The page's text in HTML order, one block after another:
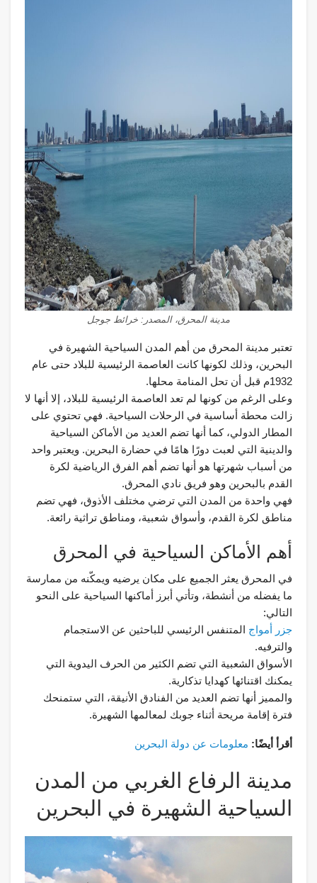
مدينة المحرق، المصدر: خرائط جوجل
تعتبر مدينة المحرق من أهم المدن السياحية الشهيرة في
البحرين، وذلك لكونها كانت العاصمة الرئيسية للبلاد حتى عام
1932م قبل أن تحل المنامة محلها.
وعلى الرغم من كونها لم تعد العاصمة الرئيسية للبلاد، إلا أنها لا
زالت محطة أساسية في الرحلات السياحية. فهي تحتوي على
المطار الدولي، كما أنها تضم العديد من الأماكن السياحية
والدينية التي لعبت دورًا هامًا في حضارة البحرين. ويعتبر واحد
من أسباب شهرتها هو أنها تضم أهم الفرق الرياضية لكرة
القدم بالبحرين وهو فريق نادي المحرق.
فهي واحدة من المدن التي ترضي مختلف الأذوق، فهي تضم
مناطق لكرة القدم، وأسواق شعبية، ومناطق تراثية رائعة.
أهم الأماكن السياحية في المحرق
في المحرق يعثر الجميع على مكان يرضيه ويمكّنه من ممارسة
ما يفضله من أنشطة، وتأتي أبرز أماكنها السياحية على النحو
التالي:
جزر أمواج المتنفس الرئيسي للباحثين عن الاستجمام
والترفيه.
الأسواق الشعبية التي تضم الكثير من الحرف اليدوية التي
يمكنك اقتنائها كهدايا تذكارية.
والمميز أنها تضم العديد من الفنادق الأنيقة، التي ستمنحك
فترة إقامة مريحة أثناء جوبك لمعالمها الشهيرة.
أقرأ أيضًا: معلومات عن دولة البحرين
مدينة الرفاع الغربي من المدن
السياحية الشهيرة في البحرين